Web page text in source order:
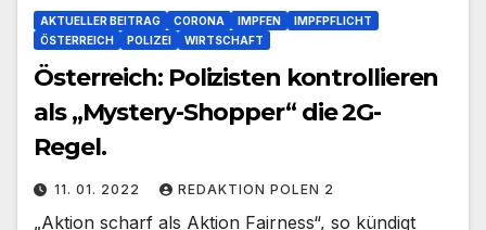
AKTUELLER BEITRAG CORONA IMPFEN
IMPFPFLICHT
ÖSTERREICH
POLIZEI WIRTSCHAFT
Österreich: Polizisten kontrollieren
als „Mystery-Shopper“ die 2G-
Regel.
11. 01. 2022 REDAKTION POLEN 2
„Aktion scharf als Aktion Fairness“, so kündigt